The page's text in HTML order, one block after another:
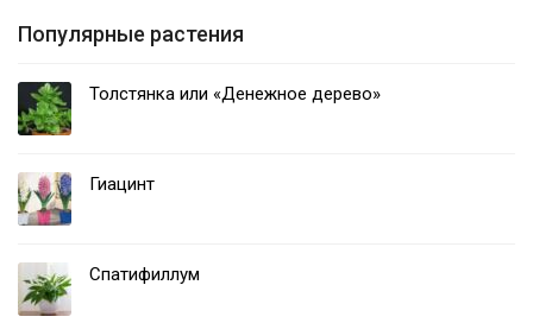
Популярные растения
Толстянка или «Денежное дерево»
Гиацинт
Спатифиллум